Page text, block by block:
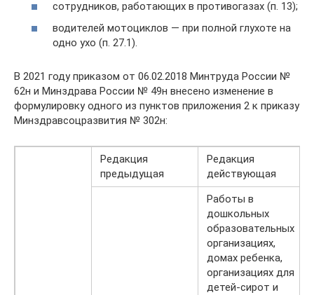
сотрудников, работающих в противогазах (п. 13);
водителей мотоциклов — при полной глухоте на
одно ухо (п. 27.1).
В 2021 году приказом от 06.02.2018 Минтруда России №
62н и Минздрава России № 49н внесено изменение в
формулировку одного из пунктов приложения 2 к приказу
Минздравсоцразвития № 302н:
Редакция
предыдущая
Редакция
действующая
Работы в
дошкольных
образовательных
организациях,
домах ребенка,
организациях для
детей-сирот и